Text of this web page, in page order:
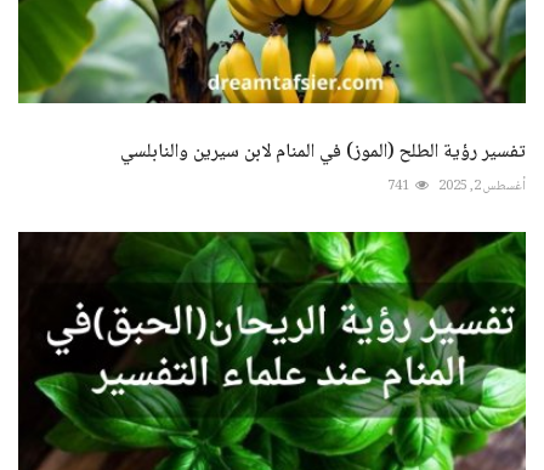
تفسير رؤية الطلح (الموز) في المنام لابن سيرين والنابلسي
أغسطس 2, 2025 741